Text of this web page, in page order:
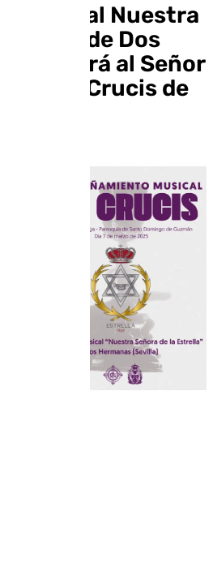
Musical Nuestra
de Dos
al Señor
el Vía Crucis de